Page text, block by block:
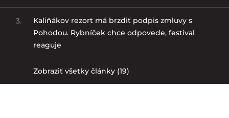
3.
Kaliňákov rezort má brzdiť podpis zmluvy s
Pohodou. Rybníček chce odpovede, festival
reaguje
Zobraziť všetky články (19)